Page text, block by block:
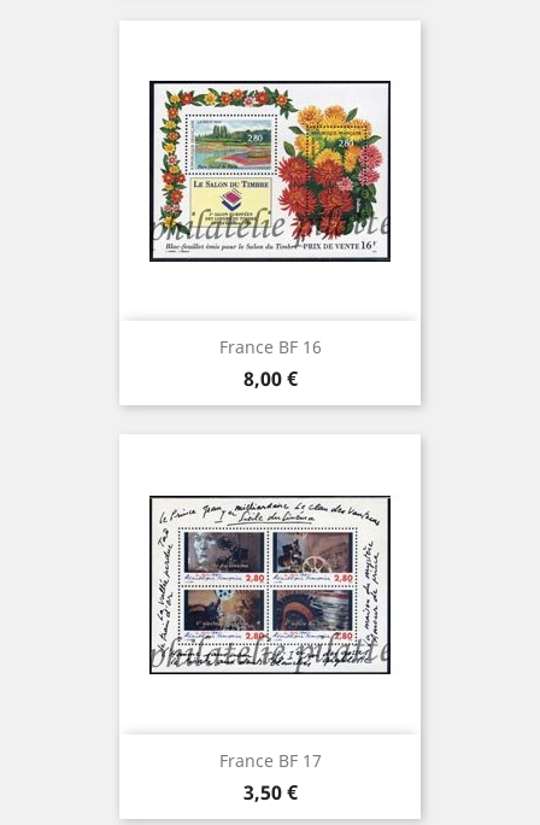
France BF 16
Prix
8,00 €
France BF 17
Prix
3,50 €